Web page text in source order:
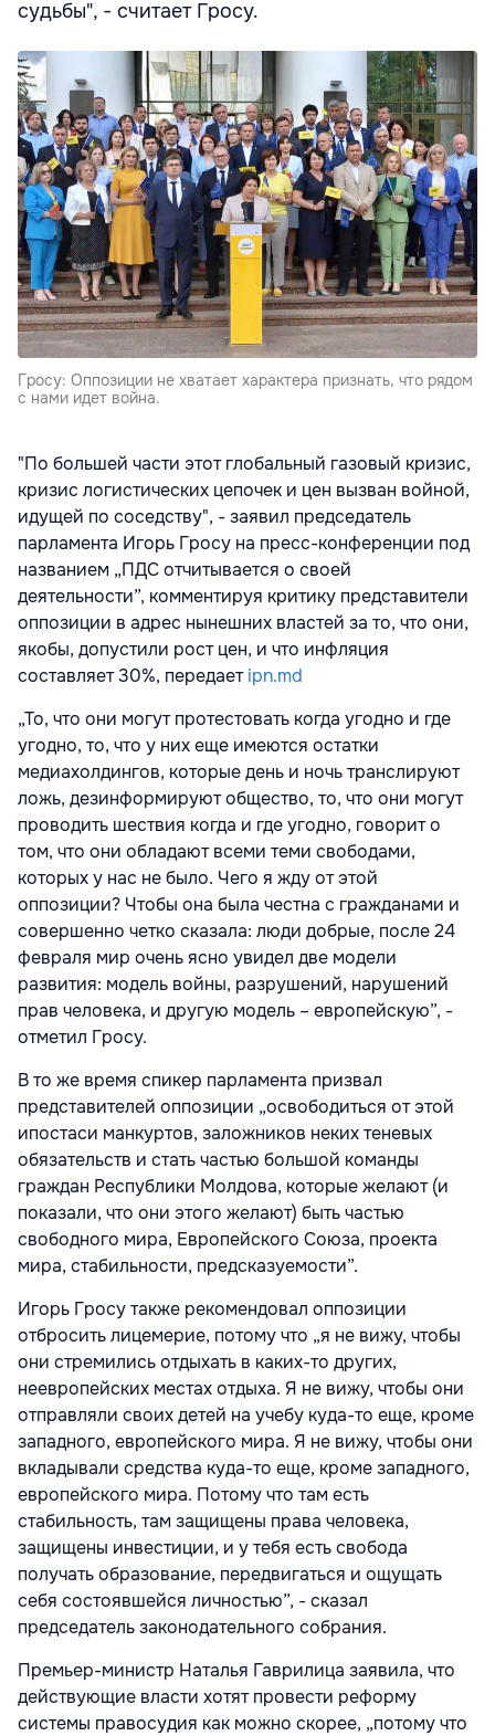
судьбы", - считает Гросу.
Гросу: Оппозиции не хватает характера признать, что рядом
с нами идет война.
"По большей части этот глобальный газовый кризис,
кризис логистических цепочек и цен вызван войной,
идущей по соседству", - заявил председатель
парламента Игорь Гросу на пресс-конференции под
названием „ПДС отчитывается о своей
деятельности”, комментируя критику представители
оппозиции в адрес нынешних властей за то, что они,
якобы, допустили рост цен, и что инфляция
составляет 30%, передаетipn.md
„То, что они могут протестовать когда угодно и где
угодно, то, что у них еще имеются остатки
медиахолдингов, которые день и ночь транслируют
ложь, дезинформируют общество, то, что они могут
проводить шествия когда и где угодно, говорит о
том, что они обладают всеми теми свободами,
которых у нас не было. Чего я жду от этой
оппозиции? Чтобы она была честна с гражданами и
совершенно четко сказала: люди добрые, после 24
февраля мир очень ясно увидел две модели
развития: модель войны, разрушений, нарушений
прав человека, и другую модель – европейскую”, -
отметил Гросу.
В то же время спикер парламента призвал
представителей оппозиции „освободиться от этой
ипостаси манкуртов, заложников неких теневых
обязательств и стать частью большой команды
граждан Республики Молдова, которые желают (и
показали, что они этого желают) быть частью
свободного мира, Европейского Союза, проекта
мира, стабильности, предсказуемости”.
Игорь Гросу также рекомендовал оппозиции
отбросить лицемерие, потому что „я не вижу, чтобы
они стремились отдыхать в каких-то других,
неевропейских местах отдыха. Я не вижу, чтобы они
отправляли своих детей на учебу куда-то еще, кроме
западного, европейского мира. Я не вижу, чтобы они
вкладывали средства куда-то еще, кроме западного,
европейского мира. Потому что там есть
стабильность, там защищены права человека,
защищены инвестиции, и у тебя есть свобода
получать образование, передвигаться и ощущать
себя состоявшейся личностью”, - сказал
председатель законодательного собрания.
Премьер-министр Наталья Гаврилица заявила, что
действующие власти хотят провести реформу
системы правосудия как можно скорее, „потому что